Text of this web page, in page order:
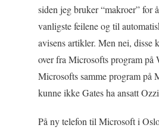
siden jeg bruker “makroer” for
vanligste feilene og til
avisens artikler. Men nei, disse
over fra Microsofts program på
Microsofts samme program på
kunne ikke Gates ha ansatt
På ny telefon til Microsoft i